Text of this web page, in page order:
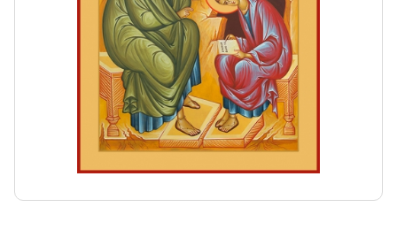
Ювелирные изделия